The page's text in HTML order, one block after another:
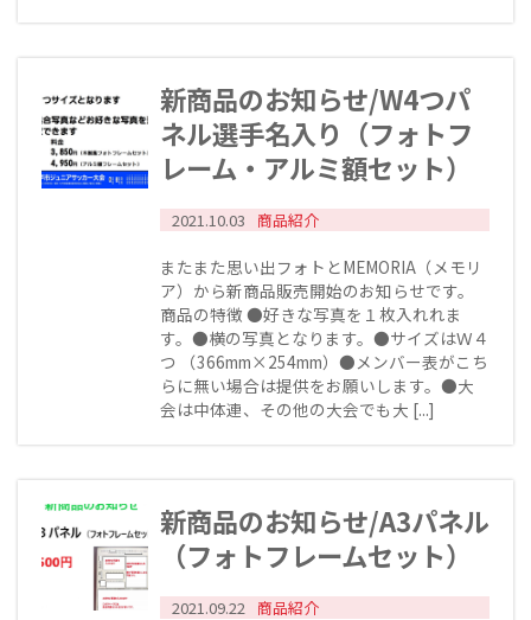
新商品のお知らせ/W4つパ
ネル選手名入り（フォトフ
レーム・アルミ額セット）
2021.10.03 商品紹介
またまた思い出フォトとMEMORIA（メモリ
ア）から新商品販売開始のお知らせです。
商品の特徴 ●好きな写真を１枚入れれま
す。●横の写真となります。●サイズはＷ４
つ （366mm×254mm）●メンバー表がこち
らに無い場合は提供をお願いします。●大
会は中体連、その他の大会でも大 [...]
新商品のお知らせ/A3パネル
（フォトフレームセット）
2021.09.22 商品紹介